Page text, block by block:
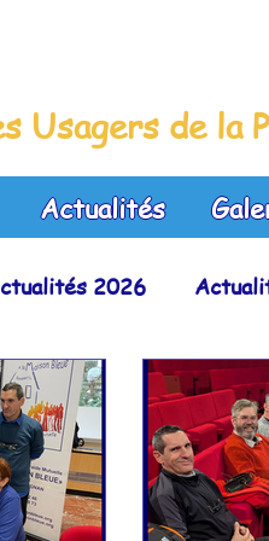
Usagers de la
Actualités
2026
2021
2016